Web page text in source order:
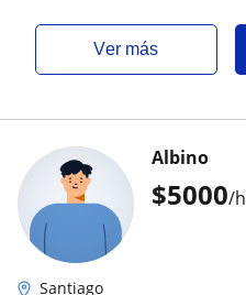
ver más
$5000/h
Albino
Santiago